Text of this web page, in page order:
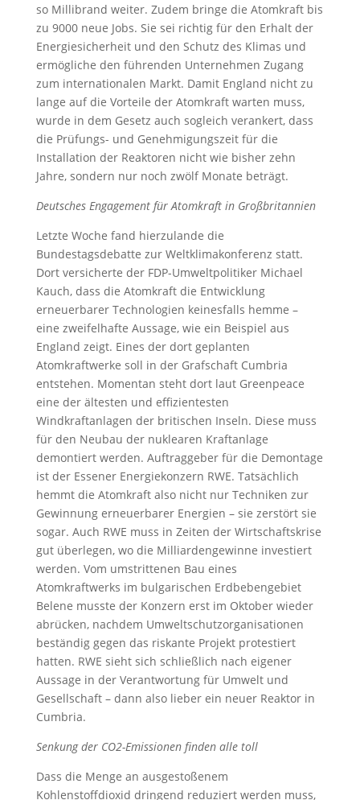
so Millibrand weiter. Zudem bringe die Atomkraft bis
zu 9000 neue Jobs. Sie sei richtig für den Erhalt der
Energiesicherheit und den Schutz des Klimas und
ermögliche den führenden Unternehmen Zugang
zum internationalen Markt. Damit England nicht zu
lange auf die Vorteile der Atomkraft warten muss,
wurde in dem Gesetz auch sogleich verankert, dass
die Prüfungs- und Genehmigungszeit für die
Installation der Reaktoren nicht wie bisher zehn
Jahre, sondern nur noch zwölf Monate beträgt.
Deutsches Engagement für Atomkraft in Großbritannien
Letzte Woche fand hierzulande die
Bundestagsdebatte zur Weltklimakonferenz statt.
Dort versicherte der FDP-Umweltpolitiker Michael
Kauch, dass die Atomkraft die Entwicklung
erneuerbarer Technologien keinesfalls hemme –
eine zweifelhafte Aussage, wie ein Beispiel aus
England zeigt. Eines der dort geplanten
Atomkraftwerke soll in der Grafschaft Cumbria
entstehen. Momentan steht dort laut Greenpeace
eine der ältesten und effizientesten
Windkraftanlagen der britischen Inseln. Diese muss
für den Neubau der nuklearen Kraftanlage
demontiert werden. Auftraggeber für die Demontage
ist der Essener Energiekonzern RWE. Tatsächlich
hemmt die Atomkraft also nicht nur Techniken zur
Gewinnung erneuerbarer Energien – sie zerstört sie
sogar. Auch RWE muss in Zeiten der Wirtschaftskrise
gut überlegen, wo die Milliardengewinne investiert
werden. Vom umstrittenen Bau eines
Atomkraftwerks im bulgarischen Erdbebengebiet
Belene musste der Konzern erst im Oktober wieder
abrücken, nachdem Umweltschutzorganisationen
beständig gegen das riskante Projekt protestiert
hatten. RWE sieht sich schließlich nach eigener
Aussage in der Verantwortung für Umwelt und
Gesellschaft – dann also lieber ein neuer Reaktor in
Cumbria.
Senkung der CO2-Emissionen finden alle toll
Dass die Menge an ausgestoßenem
Kohlenstoffdioxid dringend reduziert werden muss,